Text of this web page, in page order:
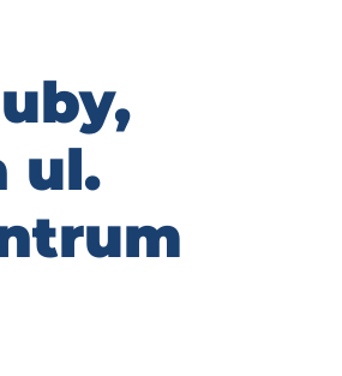
ul.